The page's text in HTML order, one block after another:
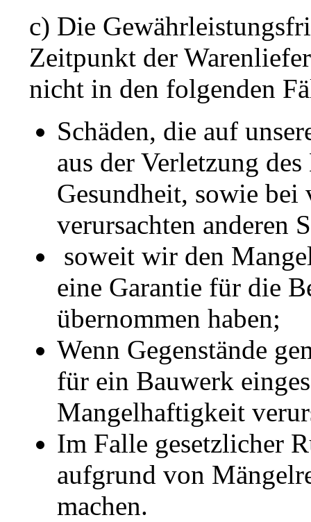
c) Die
Zeitpunkt der
nicht in den folgenden
Schäden, die auf
aus der Verletzung
Gesundheit, sowie
verursachten anderen
soweit wir den
eine Garantie für die
übernommen haben;
Wenn Gegenstände
für ein Bauwerk
Mangelhaftigkeit
Im Falle gesetzlicher
aufgrund von
machen.